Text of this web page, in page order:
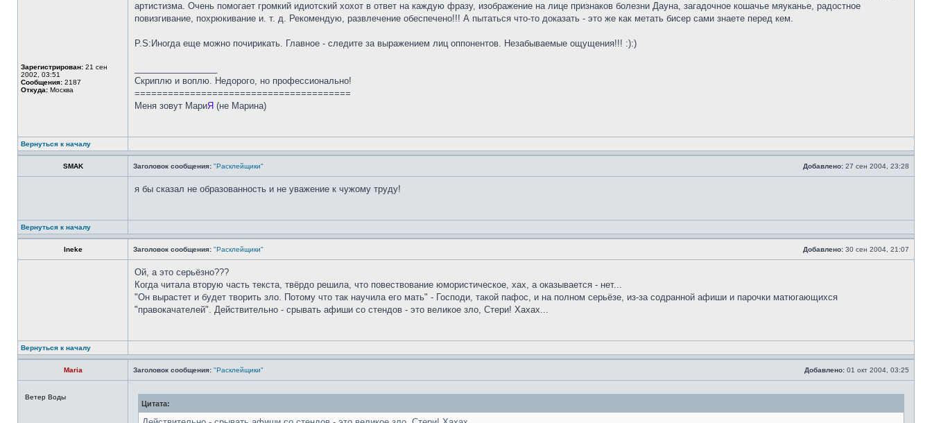
Зарегистрирован: 21 сен
2002, 03:51
Сообщения: 2187
Откуда: Москва
артистизма. Очень помогает громкий идиотский хохот в ответ на каждую фразу, изображение на лице признаков болезни Дауна, загадочное кошачье мяуканье, радостное
повизгивание, похрюкивание и. т. д. Рекомендую, развлечение обеспечено!!! А пытаться что-то доказать - это же как метать бисер сами знаете перед кем.
P.S:Иногда еще можно почирикать. Главное - следите за выражением лиц оппонентов. Незабываемые ощущения!!! :):)
Скриплю и воплю. Недорого, но профессионально!
=======================================
Меня зовут МариЯ (не Марина)
Вернуться к началу
SMAK Заголовок сообщения: "Расклейщики" Добавлено: 27 сен 2004, 23:28
я бы сказал не образованность и не уважение к чужому труду!
Вернуться к началу
Ineke Заголовок сообщения: "Расклейщики" Добавлено: 30 сен 2004, 21:07
Ой, а это серьёзно???
Когда читала вторую часть текста, твёрдо решила, что повествование юмористическое, хах, а оказывается - нет...
"Он вырастет и будет творить зло. Потому что так научила его мать" - Господи, такой пафос, и на полном серьёзе, из-за содранной афиши и парочки матюгающихся
"правокачателей". Действительно - срывать афиши со стендов - это великое зло, Стери! Хахах...
Вернуться к началу
Maria Заголовок сообщения: "Расклейщики" Добавлено: 01 окт 2004, 03:25
Ветер Воды
Цитата: